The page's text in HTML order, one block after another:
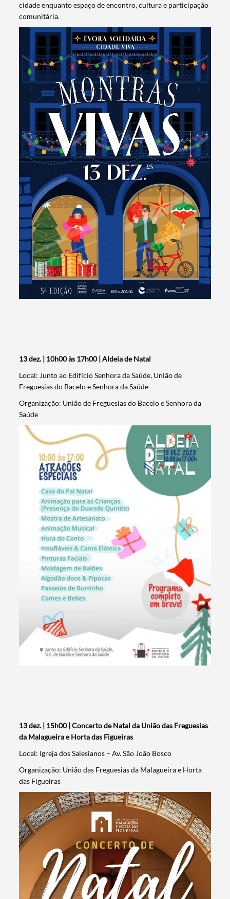
cidade enquanto espaço de encontro, cultura e participação
comunitária.
13 dez. | 10h00 às 17h00 | Aldeia de Natal
Local: Junto ao Edifício Senhora da Saúde, União de
Freguesias do Bacelo e Senhora da Saúde
Organização: União de Freguesias do Bacelo e Senhora da
Saúde
13 dez. | 15h00 | Concerto de Natal da União das Freguesias
da Malagueira e Horta das Figueiras
Local: Igreja dos Salesianos – Av. São João Bosco
Organização: União das Freguesias da Malagueira e Horta
das Figueiras